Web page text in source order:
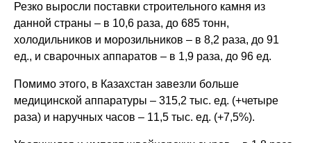
Резко выросли поставки строительного камня из
данной страны – в 10,6 раза, до 685 тонн,
холодильников и морозильников – в 8,2 раза, до 91
ед., и сварочных аппаратов – в 1,9 раза, до 96 ед.
Помимо этого, в Казахстан завезли больше
медицинской аппаратуры – 315,2 тыс. ед. (+четыре
раза) и наручных часов – 11,5 тыс. ед. (+7,5%).